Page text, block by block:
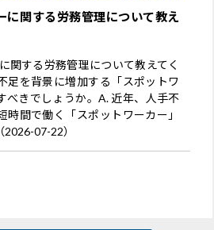
に関する労務管理について教え
関する労務管理について教えてく
足を背景に増加する「スポットワ
べきでしょうか。A. 近年、人手不
時間で働く「スポットワーカー」
07-22）